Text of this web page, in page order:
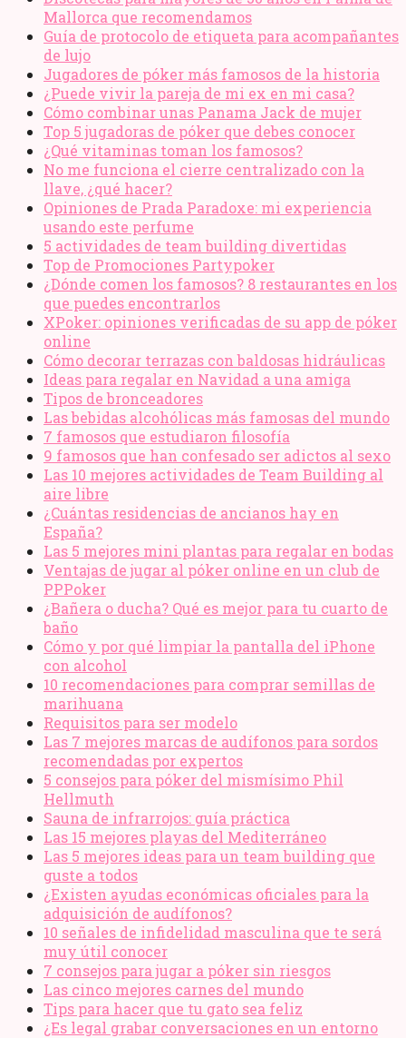
Mallorca que recomendamos
Guía de protocolo de etiqueta para acompañantes
de lujo
Jugadores de póker más famosos de la historia
¿Puede vivir la pareja de mi ex en mi casa?
Cómo combinar unas Panama Jack de mujer
Top 5 jugadoras de póker que debes conocer
¿Qué vitaminas toman los famosos?
No me funciona el cierre centralizado con la
llave, ¿qué hacer?
Opiniones de Prada Paradoxe: mi experiencia
usando este perfume
5 actividades de team building divertidas
Top de Promociones Partypoker
¿Dónde comen los famosos? 8 restaurantes en los
que puedes encontrarlos
XPoker: opiniones verificadas de su app de póker
online
Cómo decorar terrazas con baldosas hidráulicas
Ideas para regalar en Navidad a una amiga
Tipos de bronceadores
Las bebidas alcohólicas más famosas del mundo
7 famosos que estudiaron filosofía
9 famosos que han confesado ser adictos al sexo
Las 10 mejores actividades de Team Building al
aire libre
¿Cuántas residencias de ancianos hay en
España?
Las 5 mejores mini plantas para regalar en bodas
Ventajas de jugar al póker online en un club de
PPPoker
¿Bañera o ducha? Qué es mejor para tu cuarto de
baño
Cómo y por qué limpiar la pantalla del iPhone
con alcohol
10 recomendaciones para comprar semillas de
marihuana
Requisitos para ser modelo
Las 7 mejores marcas de audífonos para sordos
recomendadas por expertos
5 consejos para póker del mismísimo Phil
Hellmuth
Sauna de infrarrojos: guía práctica
Las 15 mejores playas del Mediterráneo
Las 5 mejores ideas para un team building que
guste a todos
¿Existen ayudas económicas oficiales para la
adquisición de audífonos?
10 señales de infidelidad masculina que te será
muy útil conocer
7 consejos para jugar a póker sin riesgos
Las cinco mejores carnes del mundo
Tips para hacer que tu gato sea feliz
¿Es legal grabar conversaciones en un entorno